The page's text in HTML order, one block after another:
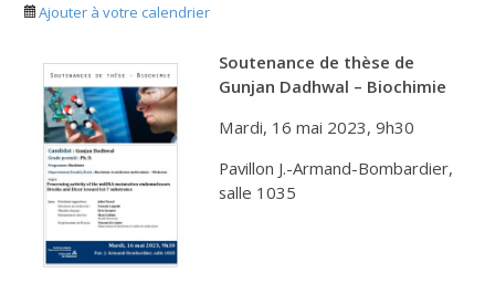
Ajouter à votre calendrier
Soutenance de thèse de
Gunjan Dadhwal – Biochimie
Mardi, 16 mai 2023, 9h30
Pavillon J.-Armand-Bombardier,
salle 1035